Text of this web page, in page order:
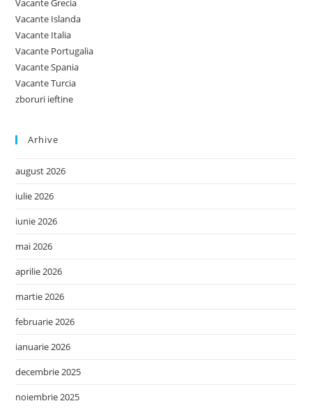
Vacante Grecia
Vacante Islanda
Vacante Italia
Vacante Portugalia
Vacante Spania
Vacante Turcia
zboruri ieftine
Arhive
august 2026
iulie 2026
iunie 2026
mai 2026
aprilie 2026
martie 2026
februarie 2026
ianuarie 2026
decembrie 2025
noiembrie 2025